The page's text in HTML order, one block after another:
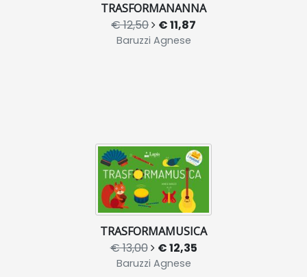
TRASFORMANANNA
€ 12,50 € 11,87
Baruzzi Agnese
TRASFORMAMUSICA
€ 13,00 € 12,35
Baruzzi Agnese